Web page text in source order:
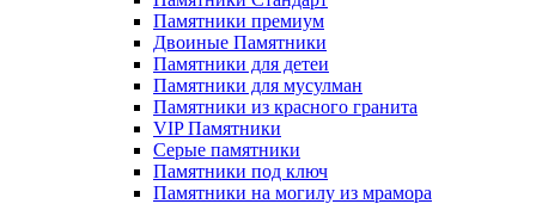
Памятники премиум
Двоиные Памятники
Памятники для детеи
Памятники для мусулман
Памятники из красного гранита
VIP Памятники
Серые памятники
Памятники под ключ
Памятники на могилу из мрамора